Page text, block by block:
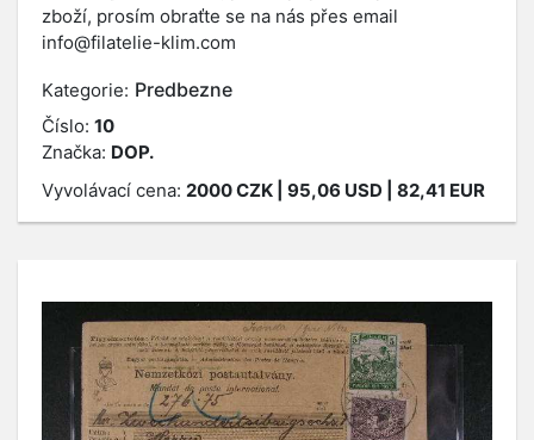
zboží, prosím obraťte se na nás přes email
info@filatelie-klim.com
Kategorie: Predbezne
Číslo: 10
Značka: DOP.
Vyvolávací cena: 2000CZK | 95,06 USD | 82,41 EUR